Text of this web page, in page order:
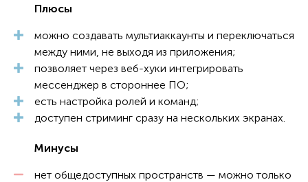
Плюсы
можно создавать мультиаккаунты и переключаться
между ними, не выходя из приложения;
позволяет через веб-хуки интегрировать
мессенджер в стороннее ПО;
есть настройка ролей и команд;
доступен стриминг сразу на нескольких экранах.
Минусы
нет общедоступных пространств — можно только